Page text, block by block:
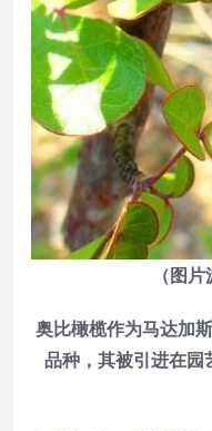
（图
奥比橄榄作为马达加
品种，其被引进在园